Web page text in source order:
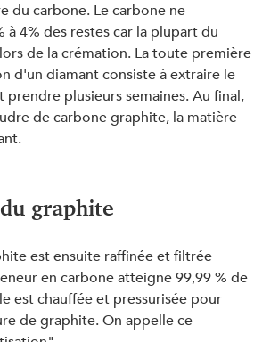
du carbone. Le carbone ne
à 4% des restes car la plupart du
de la crémation. La toute
d'un diamant consiste à extraire le
prendre plusieurs semaines. Au final,
de carbone graphite, la matière
graphite
est ensuite raffinée et filtrée
en carbone atteigne 99,99 % de
est chauffée et pressurisée pour
de graphite. On appelle ce